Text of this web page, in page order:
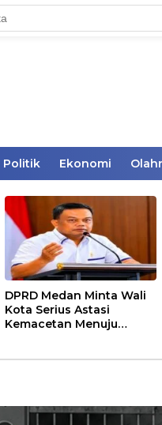
Politik Ekonomi
DPRD Medan Minta Wali
Kota Serius Astasi
Kemacetan Menuju